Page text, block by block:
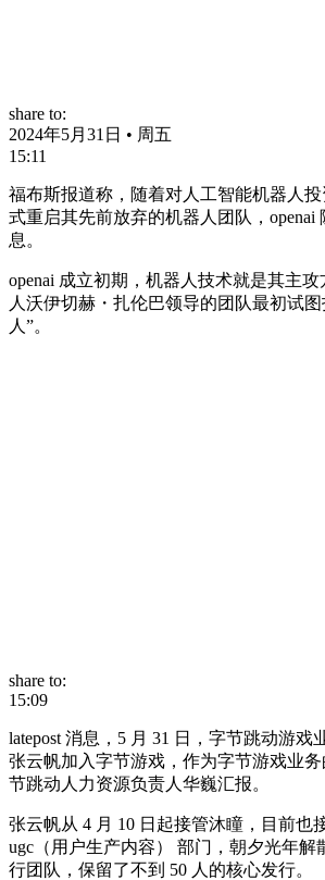
share to:
2024年5月31日 • 周五
15:11
福布斯报道称，随着对人工智能机器人投
式重启其先前放弃的机器人团队，openai
息。
openai 成立初期，机器人技术就是其主
人沃伊切赫・扎伦巴领导的团队最初试
人”。
share to:
15:09
latepost 消息，5 月 31 日，字节跳动游戏
张云帆加入字节游戏，作为字节游戏业
节跳动人力资源负责人华巍汇报。
张云帆从 4 月 10 日起接管沐瞳，目前也
ugc（用户生产内容） 部门，朝夕光年解
行团队，保留了不到 50 人的核心发行。